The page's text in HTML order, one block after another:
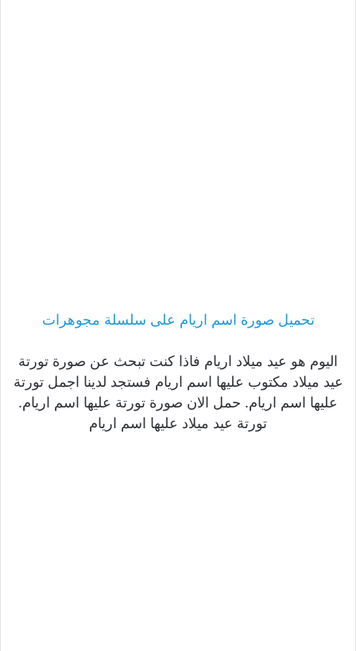
تحميل صورة اسم اريام على سلسلة مجوهرات
اليوم هو عيد ميلاد اريام فاذا كنت تبحث عن صورة تورتة
عيد ميلاد مكتوب عليها اسم اريام فستجد لدينا اجمل تورتة
عليها اسم اريام. حمل الان صورة تورتة عليها اسم اريام.
تورتة عيد ميلاد عليها اسم اريام